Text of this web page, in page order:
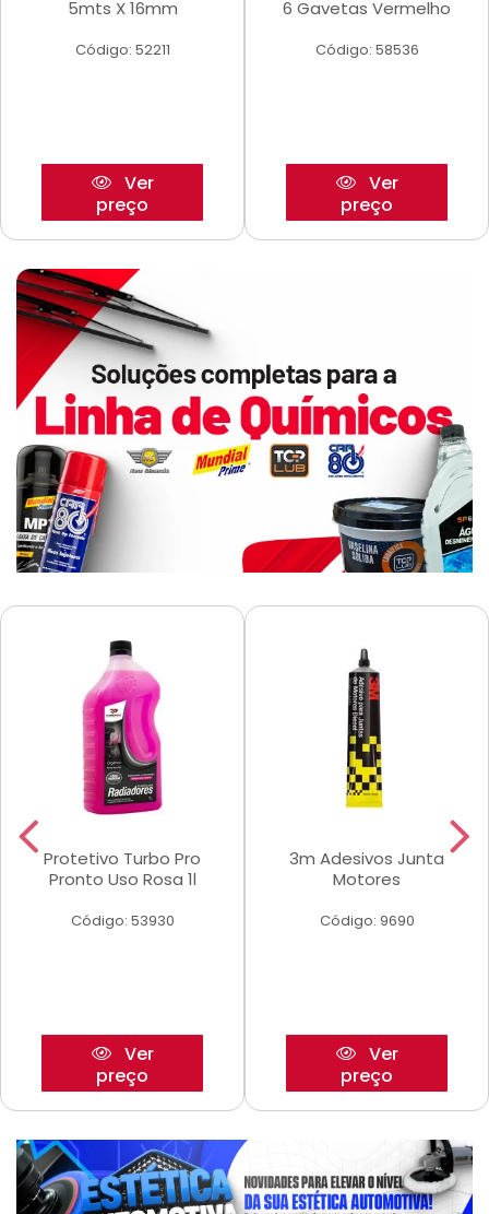
5mts X 16mm
Código: 52211
Ver
preço
6 Gavetas Vermelho
Código: 58536
Ver
preço
Protetivo Turbo Pro
Pronto Uso Rosa 1l
Código: 53930
Ver
preço
3m Adesivos Junta
Motores
Código: 9690
Ver
preço